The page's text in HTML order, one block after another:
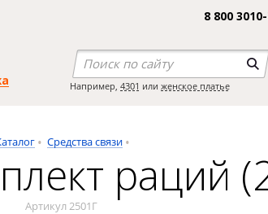
8 800
Например, 4301 или женское платье
Средства связи
раций
Артикул 2501Г